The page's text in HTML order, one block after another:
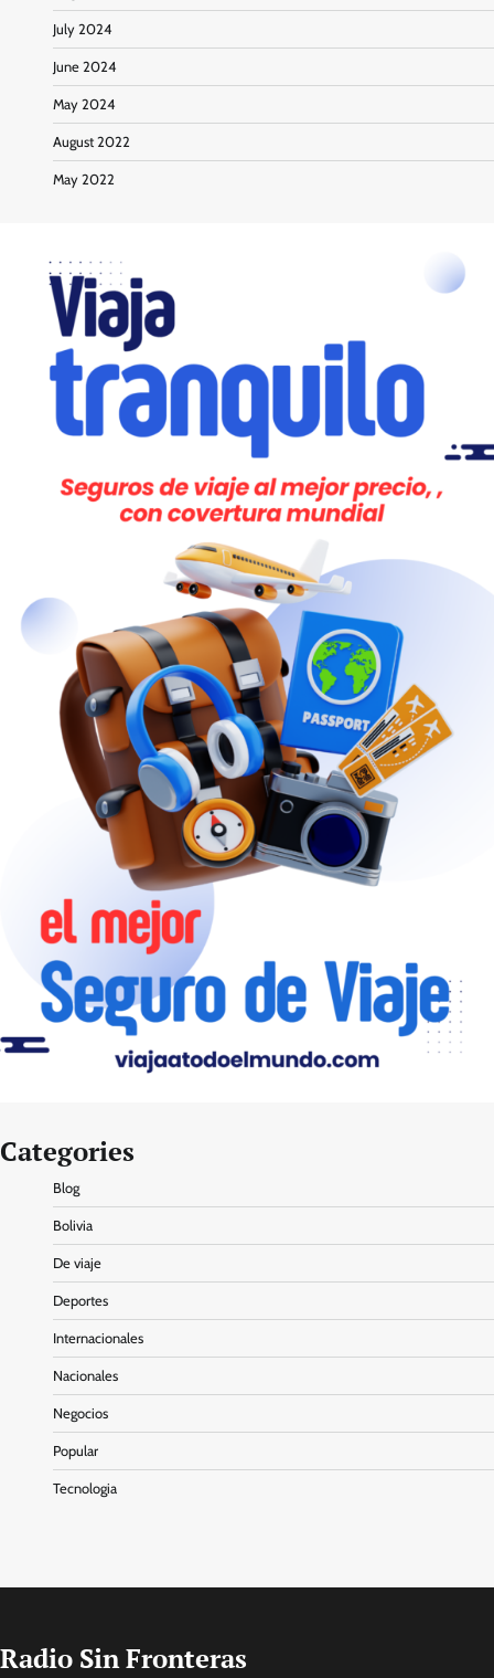
July 2024
June 2024
May 2024
August 2022
May 2022
Categories
Blog
Bolivia
De viaje
Deportes
Internacionales
Nacionales
Negocios
Popular
Tecnologia
Radio Sin Fronteras